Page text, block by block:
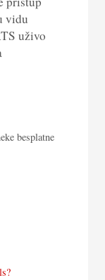
vidu
uživo
besplatne